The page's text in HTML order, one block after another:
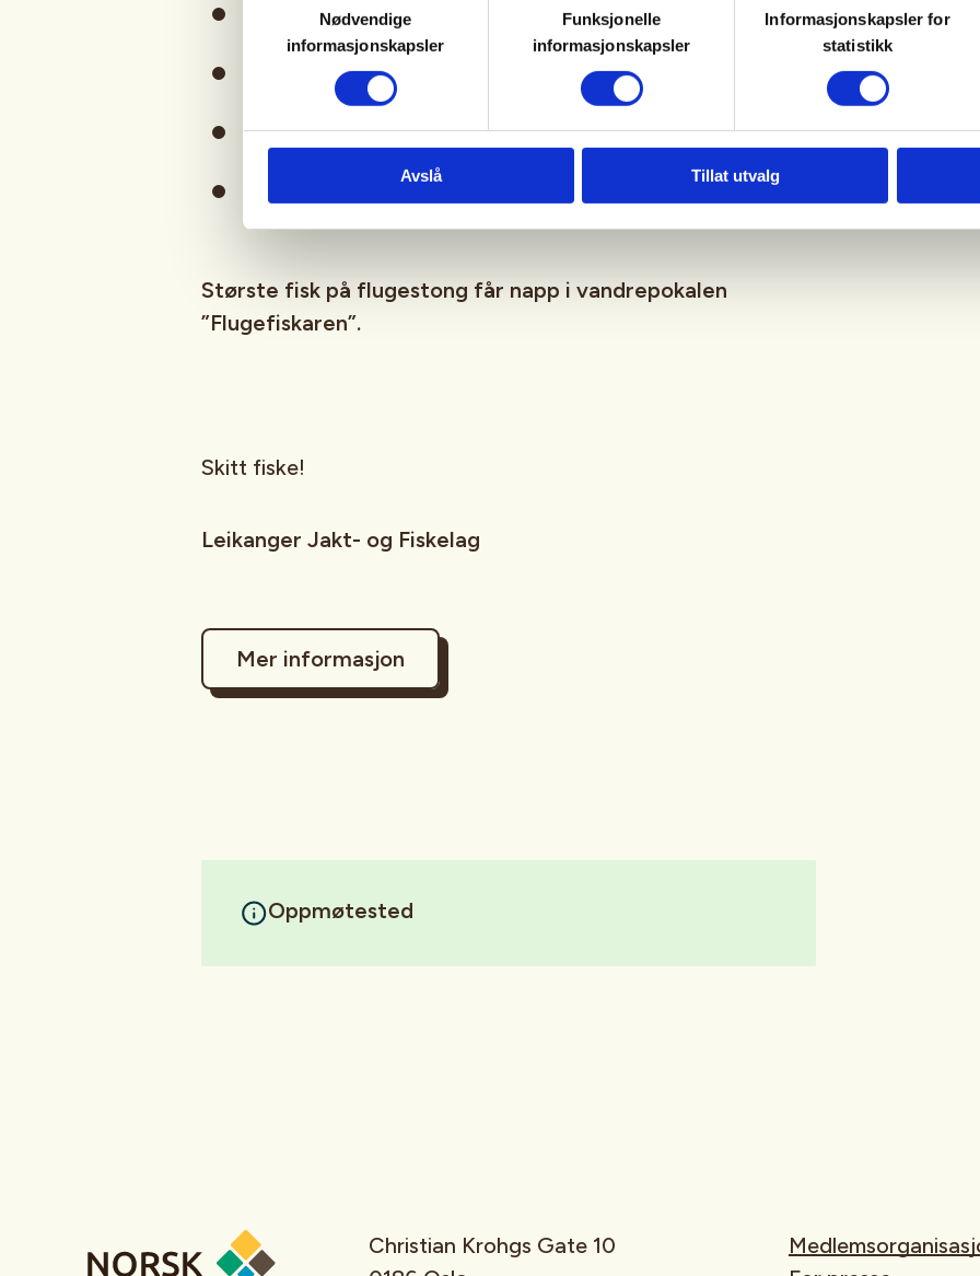
Nødvendige
informasjonskapsler
Funksjonelle
informasjonskapsler
Informasjonskapsler for
statistikk
Avslå Tillat utvalg
Deltakerpremie til alle.
Premier for flest fisk.
Premie for største fisk.
Største fisk på flugestong får napp i vandrepokalen
”Flugefiskaren”.
Skitt fiske!
Leikanger Jakt- og Fiskelag
Mer informasjon
Oppmøtested
Christian Krohgs Gate 10